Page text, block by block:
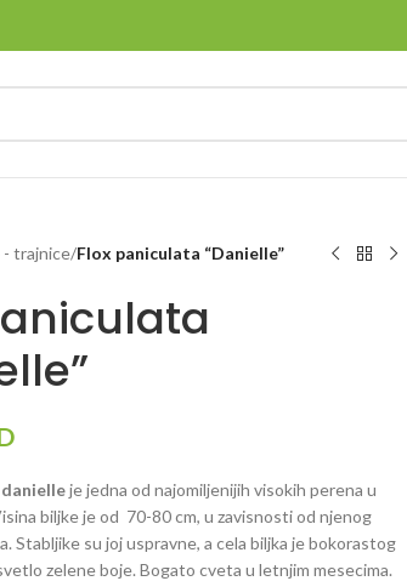
- trajnice/Flox paniculata “Danielle”
je jedna od najomiljenijih visokih perena u
biljke je od 70-80 cm, u zavisnosti od njenog
Stabljike su joj uspravne, a cela biljka je bokorastog
zelene boje. Bogato cveta u letnjim mesecima.